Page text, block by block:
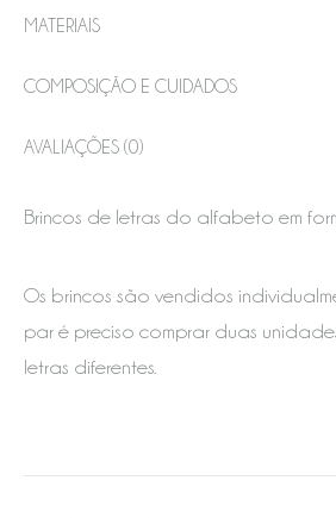
MATERIAIS
COMPOSIÇÃO E CUIDADOS
AVALIAÇÕES (0)
Brincos de letras do alfabeto em
Os brincos são vendidos
par é preciso comprar duas
letras diferentes.